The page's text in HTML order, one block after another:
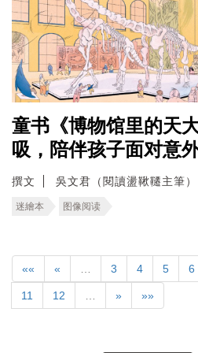
童书《博物馆里的天
吸，陪伴孩子面对意
撰文 吳文君（閱讀盪鞦韆主筆）
迷繪本 图像阅读
«« « 3 4 5 6
11 12 » »»